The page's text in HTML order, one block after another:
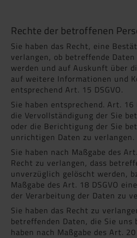
Rechte der betroffenen
Sie haben das Recht, eine
verlangen, ob betreffende
werden und auf Auskunft über
auf weitere Informationen und
entsprechend Art. 15 DSGVO.
Sie haben entsprechend. Art. 16
die Vervollständigung der Sie
oder die Berichtigung der Sie
unrichtigen Daten zu verlangen.
Sie haben nach Maßgabe des
Recht zu verlangen, dass
unverzüglich gelöscht werden,
Maßgabe des Art. 18 DSGVO
der Verarbeitung der Daten zu
Sie haben das Recht zu
betreffenden Daten, die Sie
haben nach Maßgabe des Art. 20